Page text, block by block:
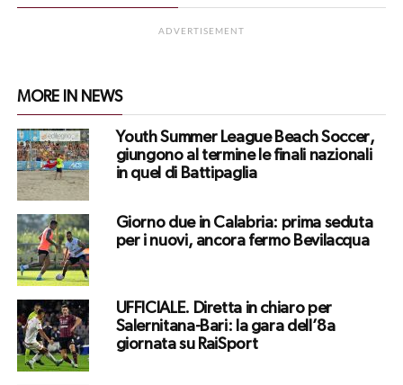
ADVERTISEMENT
MORE IN NEWS
Youth Summer League Beach Soccer,
giungono al termine le finali nazionali
in quel di Battipaglia
Giorno due in Calabria: prima seduta
per i nuovi, ancora fermo Bevilacqua
UFFICIALE. Diretta in chiaro per
Salernitana-Bari: la gara dell’8a
giornata su RaiSport